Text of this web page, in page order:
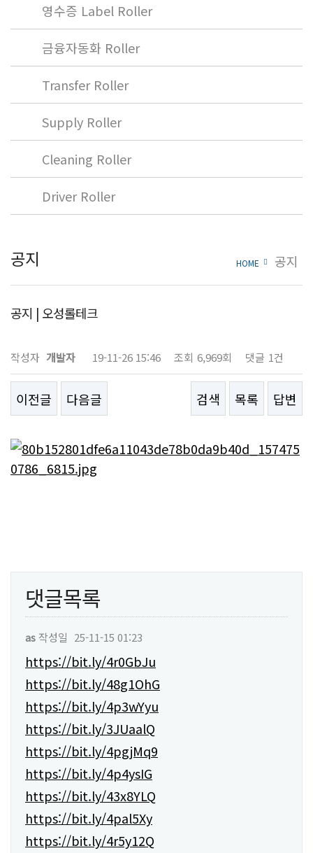
영수증 Label Roller
금융자동화 Roller
Transfer Roller
Supply Roller
Cleaning Roller
Driver Roller
공지 HOME 공지
공지 | 오성롤테크
작성자 개발자 19-11-26 15:46 조회 6,969회 댓글 1건
이전글 다음글 검색 목록 답변
댓글목록
as 작성일 25-11-15 01:23
https://bit.ly/4r0GbJu
https://bit.ly/48g1OhG
https://bit.ly/4p3wYyu
https://bit.ly/3JUaalQ
https://bit.ly/4pgjMq9
https://bit.ly/4p4ysIG
https://bit.ly/43x8YLQ
https://bit.ly/4pal5Xy
https://bit.ly/4r5y12Q